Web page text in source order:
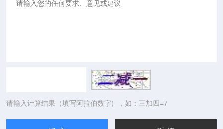
请输入计算结果（填写阿拉伯数字），如：三加四=7